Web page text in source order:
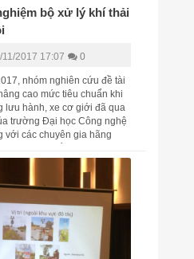
bộ xử lý khí thải
11/2017 17:07 0
nhóm nghiên cứu đề tài
cao mức tiêu chuẩn khi
lưu hành, xe cơ giới đã qua
trường Đại học Công nghệ
với các chuyên gia hãng